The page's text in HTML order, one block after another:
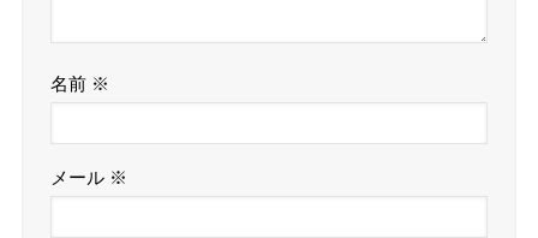
名前 ※
メール ※